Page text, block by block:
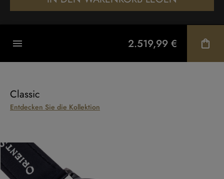
2.519,99 €
Classic
Entdecken Sie die Kollektion